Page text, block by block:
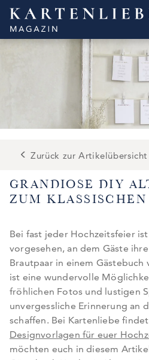
Skip
content
Zurück zur Artikelübersicht
GRANDIOSE DIY
ZUM KLASSISCHEN
Bei fast jeder Hochzeitsfeier
vorgesehen, an dem Gäste
Brautpaar in einem
ist eine wundervolle
fröhlichen Fotos und lustigen
unvergessliche Erinnerung an
schaffen. Bei Kartenliebe
Designvorlagen für euer
möchten euch in diesem